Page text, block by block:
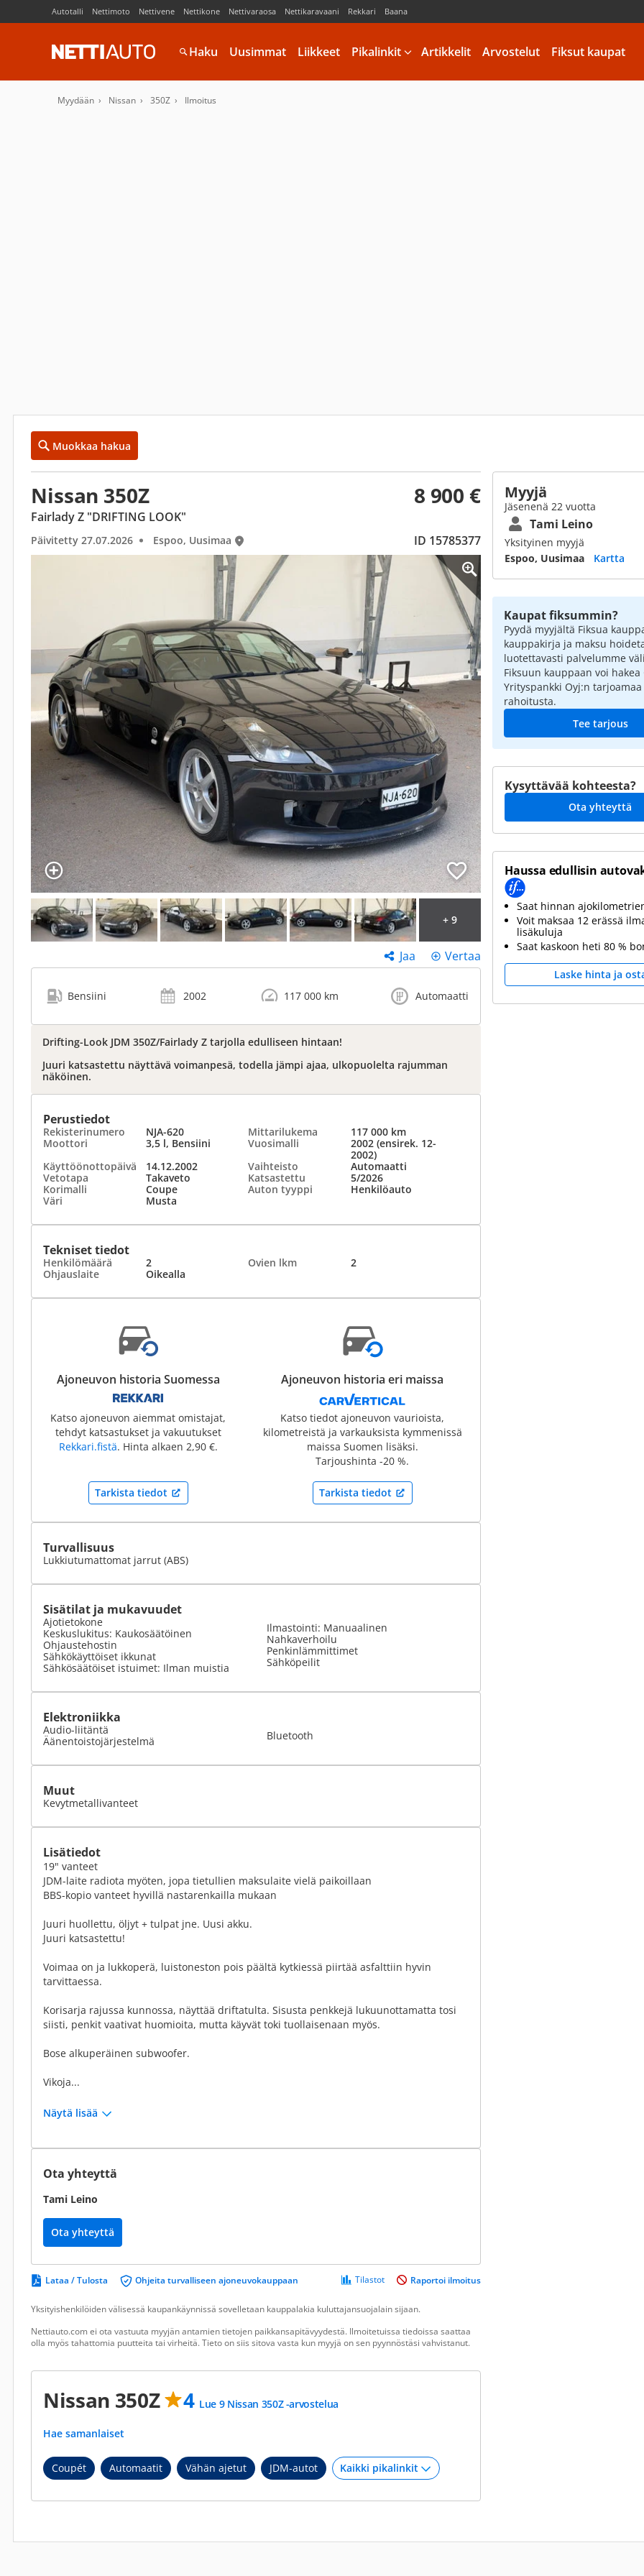
Autotalli Nettimoto Nettivene Nettikone Nettivaraosa Nettikaravaani Rekkari Baana
Haku Uusimmat Liikkeet Pikalinkit Artikkelit Arvostelut Fiksut kaupat
Myydään Nissan 350Z Ilmoitus
Muokkaa hakua
Nissan 350Z 8 900 €
Fairlady Z "DRIFTING LOOK"
Päivitetty 27.07.2026 Espoo, Uusimaa ID 15785377
+ 9
Jaa Vertaa
Bensiini 2002 117 000 km Automaatti
Drifting-Look JDM 350Z/Fairlady Z tarjolla edulliseen hintaan!
Juuri katsastettu näyttävä voimanpesä, todella jämpi ajaa, ulkopuolelta rajumman
näköinen.
Perustiedot
Rekisterinumero NJA-620 Mittarilukema
117 000 km
Moottori
3,5 l, Bensiini Vuosimalli
2002 (ensirek. 12-
2002)
Käyttöönottopäivä
14.12.2002 Vaihteisto
Automaatti
Vetotapa
Takaveto Katsastettu
5/2026
Korimalli
Coupe Auton tyyppi
Henkilöauto
Väri
Musta
Tekniset tiedot
Henkilömäärä 2 Ovien lkm
2
Ohjauslaite
Oikealla
Ajoneuvon historia Suomessa
Katso ajoneuvon aiemmat omistajat,
tehdyt katsastukset ja vakuutukset
Rekkari.fistä. Hinta alkaen 2,90 €.
Tarkista tiedot
Ajoneuvon historia eri maissa
Katso tiedot ajoneuvon vaurioista,
kilometreistä ja varkauksista kymmenissä
maissa Suomen lisäksi.
Tarjoushinta -20 %.
Tarkista tiedot
Turvallisuus
Lukkiutumattomat jarrut (ABS)
Sisätilat ja mukavuudet
Ajotietokone
Keskuslukitus: Kaukosäätöinen
Ohjaustehostin
Sähkökäyttöiset ikkunat
Sähkösäätöiset istuimet: Ilman muistia
Ilmastointi: Manuaalinen
Nahkaverhoilu
Penkinlämmittimet
Sähköpeilit
Elektroniikka
Audio-liitäntä
Äänentoistojärjestelmä
Bluetooth
Muut
Kevytmetallivanteet
Lisätiedot
19" vanteet
JDM-laite radiota myöten, jopa tietullien maksulaite vielä paikoillaan
BBS-kopio vanteet hyvillä nastarenkailla mukaan
Juuri huollettu, öljyt + tulpat jne. Uusi akku.
Juuri katsastettu!
Voimaa on ja lukkoperä, luistoneston pois päältä kytkiessä piirtää asfalttiin hyvin
tarvittaessa.
Korisarja rajussa kunnossa, näyttää driftatulta. Sisusta penkkejä lukuunottamatta tosi
siisti, penkit vaativat huomioita, mutta käyvät toki tuollaisenaan myös.
Bose alkuperäinen subwoofer.
Vikoja...
Näytä lisää
Ota yhteyttä
Tami Leino
Ota yhteyttä
Lataa / Tulosta Ohjeita turvalliseen ajoneuvokauppaan Tilastot Raportoi ilmoitus
Yksityishenkilöiden välisessä kaupankäynnissä sovelletaan kauppalakia kuluttajansuojalain sijaan.
Nettiauto.com ei ota vastuuta myyjän antamien tietojen paikkansapitävyydestä. Ilmoitetuissa tiedoissa saattaa
olla myös tahattomia puutteita tai virheitä. Tieto on siis sitova vasta kun myyjä on sen pyynnöstäsi vahvistanut.
Nissan 350Z 4 Lue 9 Nissan 350Z -arvostelua
Hae samanlaiset
Coupét Automaatit Vähän ajetut JDM-autot
Myyjä
Jäsenenä 22 vuotta
Tami Leino
Yksityinen myyjä
Espoo, Uusimaa
Kartta
Kaupat fiksummin?
Pyydä myyjältä Fiksua
kauppakirja ja maksu
luotettavasti palvelumme
Fiksuun kauppaan voi hakea
Yrityspankki Oyj:n tarjoamaa
rahoitusta.
Tee tarjous
Kysyttävää kohteesta?
Ota yhteyttä
Haussa edullisin
Saat hinnan
Voit maksaa 12 erässä
lisäkuluja
Saat kaskoon heti 80 %
Laske hinta ja